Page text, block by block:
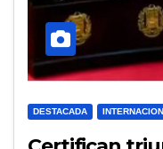
DESTACADA